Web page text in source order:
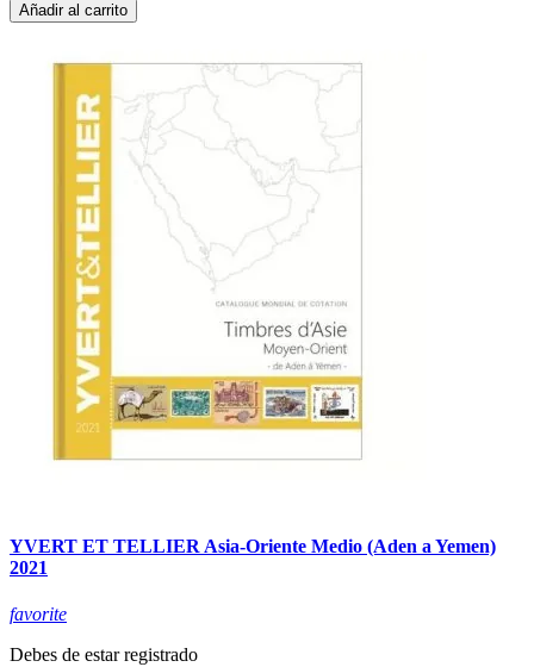
Añadir al carrito
YVERT ET TELLIER Asia-Oriente Medio (Aden a Yemen)
2021
favorite
Debes de estar registrado